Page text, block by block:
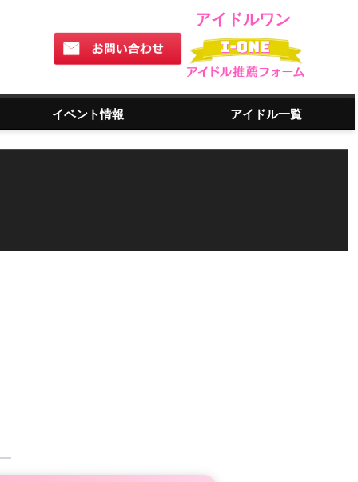
アイドルワン
イベント情報 アイドル一覧